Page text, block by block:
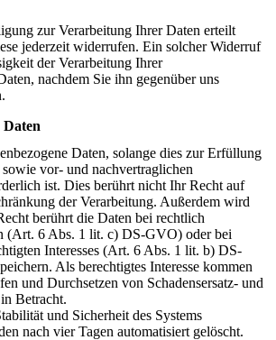
zur Verarbeitung Ihrer Daten erteilt
jederzeit widerrufen. Ein solcher Widerruf
der Verarbeitung Ihrer
nachdem Sie ihn gegenüber uns
Daten, solange dies zur Erfüllung
vor- und nachvertraglichen
ist. Dies berührt nicht Ihr Recht auf
der Verarbeitung. Außerdem wird
berührt die Daten bei rechtlich
(Art. 6 Abs. 1 lit. c) DS-GVO) oder bei
Interesses (Art. 6 Abs. 1 lit. b) DS-
Als berechtigtes Interesse kommen
und Durchsetzen von Schadensersatz- und
Betracht.
und Sicherheit des Systems
nach vier Tagen automatisiert gelöscht.